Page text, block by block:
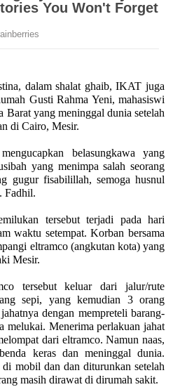
dalam shalat ghaib, IKAT juga
Gusti Rahma Yeni, mahasiswi
Barat yang meninggal dunia setelah
di Cairo, Mesir.
belasungkawa yang
yang menimpa salah seorang
gugur fisabilillah, semoga husnul
Fadhil.
tersebut terjadi pada hari
waktu setempat. Korban bersama
eltramco (angkutan kota) yang
Mesir.
tersebut keluar dari jalur/rute
sepi, yang kemudian 3 orang
dengan mempreteli barang-
melukai. Menerima perlakuan jahat
dari eltramco. Namun naas,
keras dan meninggal dunia.
di mobil dan dan diturunkan setelah
masih dirawat di dirumah sakit.